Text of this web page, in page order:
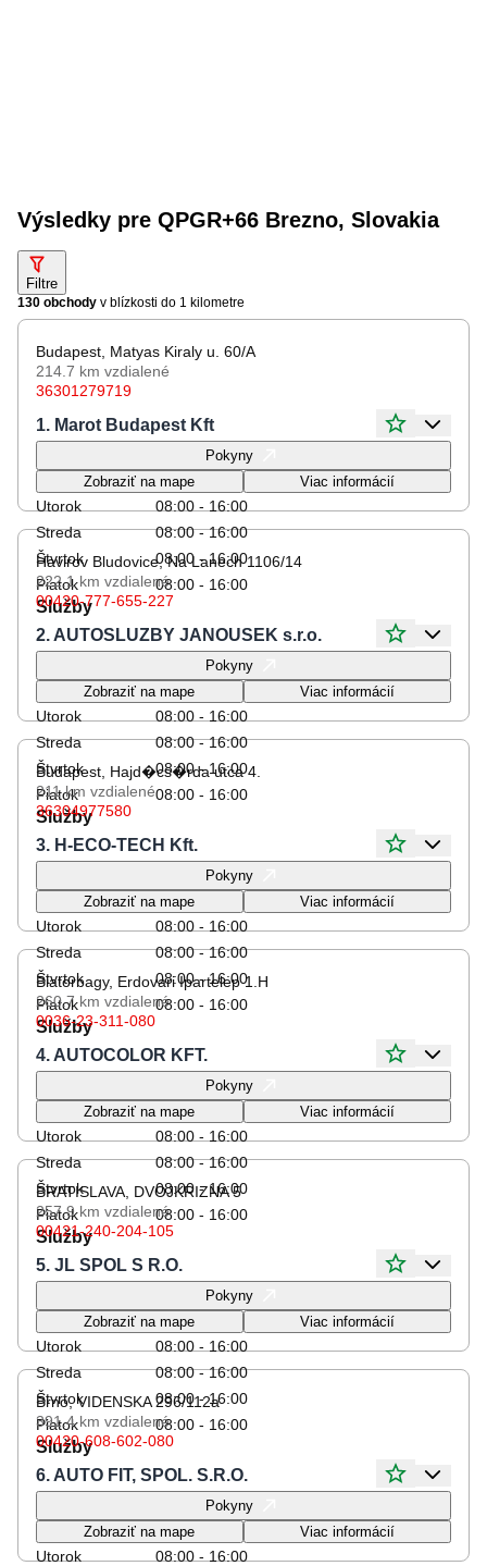
Výsledky pre QPGR+66 Brezno, Slovakia
Filtre
130 obchody v blízkosti do 1 kilometre
Budapest, Matyas Kiraly u. 60/A
214.7 km vzdialené
36301279719
1. Marot Budapest Kft
Pondelok
08:00 - 16:00
Utorok
08:00 - 16:00
Streda
08:00 - 16:00
Štvrtok
08:00 - 16:00
Piatok
08:00 - 16:00
Služby
Pokyny
Zobraziť na mape
Viac informácií
Havirov Bludovice, Na Lanech 1106/14
222.1 km vzdialené
00420-777-655-227
2. AUTOSLUZBY JANOUSEK s.r.o.
Pondelok
08:00 - 16:00
Utorok
08:00 - 16:00
Streda
08:00 - 16:00
Štvrtok
08:00 - 16:00
Piatok
08:00 - 16:00
Služby
Pokyny
Zobraziť na mape
Viac informácií
Budapest, Hajd�cs�rda utca 4.
211 km vzdialené
36304977580
3. H-ECO-TECH Kft.
Pondelok
08:00 - 16:00
Utorok
08:00 - 16:00
Streda
08:00 - 16:00
Štvrtok
08:00 - 16:00
Piatok
08:00 - 16:00
Služby
Pokyny
Zobraziť na mape
Viac informácií
Biatorbagy, Erdovari Ipartelep 1.H
260.7 km vzdialené
0036-23-311-080
4. AUTOCOLOR KFT.
Pondelok
08:00 - 16:00
Utorok
08:00 - 16:00
Streda
08:00 - 16:00
Štvrtok
08:00 - 16:00
Piatok
08:00 - 16:00
Služby
Pokyny
Zobraziť na mape
Viac informácií
BRATISLAVA, DVOJKRIZNA 5
257.9 km vzdialené
00421-240-204-105
5. JL SPOL S R.O.
Pondelok
08:00 - 16:00
Utorok
08:00 - 16:00
Streda
08:00 - 16:00
Štvrtok
08:00 - 16:00
Piatok
08:00 - 16:00
Služby
Pokyny
Zobraziť na mape
Viac informácií
Brno, VIDENSKA 296/112a
391.4 km vzdialené
00420-608-602-080
6. AUTO FIT, SPOL. S.R.O.
Pondelok
08:00 - 16:00
Utorok
08:00 - 16:00
Pokyny
Zobraziť na mape
Viac informácií